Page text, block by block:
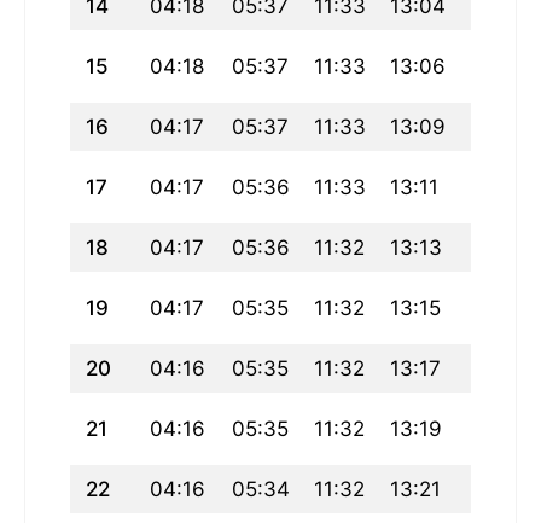
14 04:18 05:37 11:33 13:04
15 04:18 05:37 11:33 13:06
16 04:17 05:37 11:33 13:09
17 04:17 05:36 11:33 13:11
18 04:17 05:36 11:32 13:13
19 04:17 05:35 11:32 13:15
20 04:16 05:35 11:32 13:17
21 04:16 05:35 11:32 13:19
22 04:16 05:34 11:32 13:21